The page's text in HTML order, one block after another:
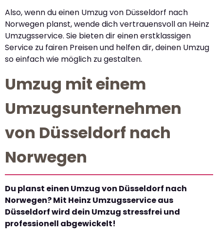
Also, wenn du einen Umzug von Düsseldorf nach
Norwegen planst, wende dich vertrauensvoll an Heinz
Umzugsservice. Sie bieten dir einen erstklassigen
Service zu fairen Preisen und helfen dir, deinen Umzug
so einfach wie möglich zu gestalten.
Umzug mit einem
Umzugsunternehmen
von Düsseldorf nach
Norwegen
Du planst einen Umzug von Düsseldorf nach
Norwegen? Mit Heinz Umzugsservice aus
Düsseldorf wird dein Umzug stressfrei und
professionell abgewickelt!